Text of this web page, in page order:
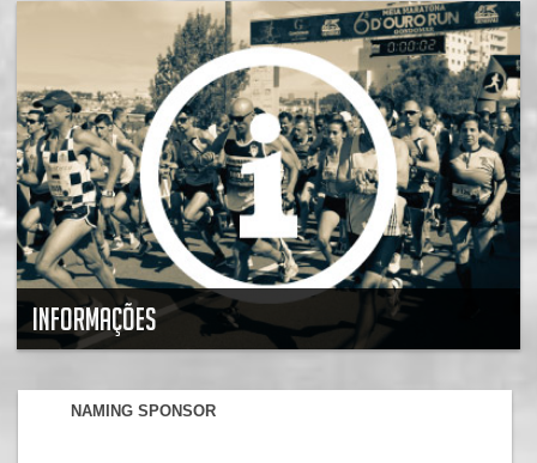
INFORMAÇÕES
NAMING SPONSOR